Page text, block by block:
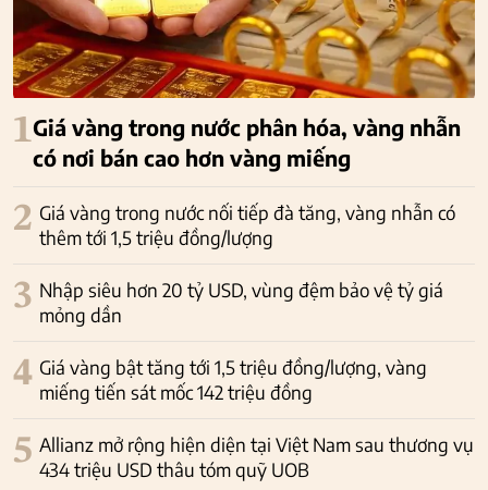
1Giá vàng trong nước phân hóa, vàng nhẫn
có nơi bán cao hơn vàng miếng
2 Giá vàng trong nước nối tiếp đà tăng, vàng nhẫn có
thêm tới 1,5 triệu đồng/lượng
3 Nhập siêu hơn 20 tỷ USD, vùng đệm bảo vệ tỷ giá
mỏng dần
4 Giá vàng bật tăng tới 1,5 triệu đồng/lượng, vàng
miếng tiến sát mốc 142 triệu đồng
5 Allianz mở rộng hiện diện tại Việt Nam sau thương vụ
434 triệu USD thâu tóm quỹ UOB